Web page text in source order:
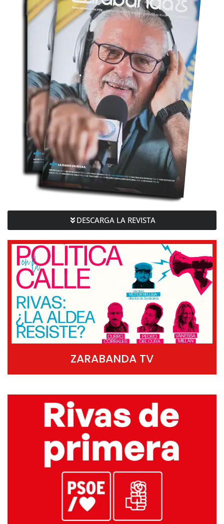
DESCARGA LA REVISTA
ZARABANDA TV